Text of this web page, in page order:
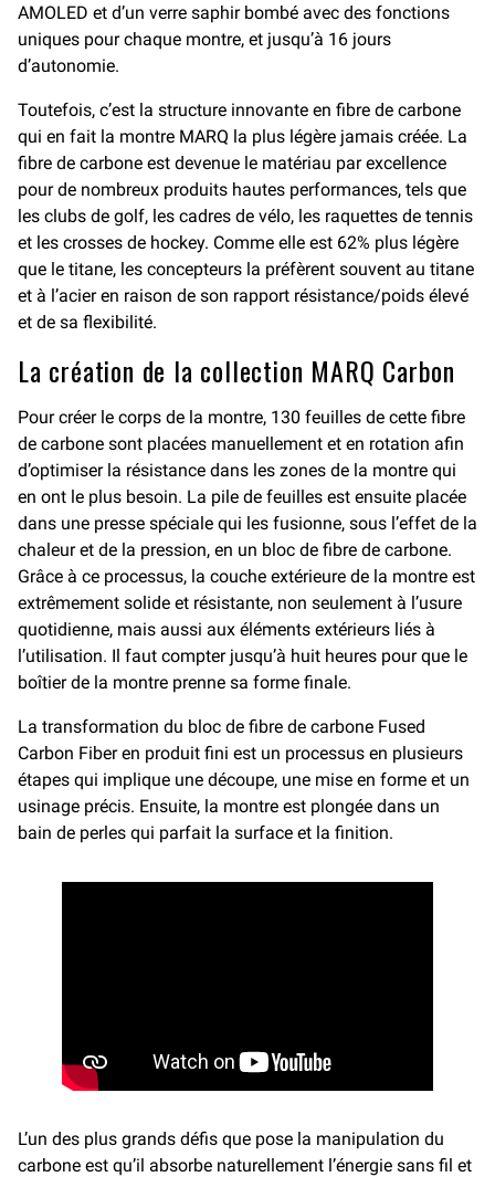
AMOLED et d’un verre saphir bombé avec des fonctions
uniques pour chaque montre, et jusqu’à 16 jours
d’autonomie.
Toutefois, c’est la structure innovante en fibre de carbone
qui en fait la montre MARQ la plus légère jamais créée. La
fibre de carbone est devenue le matériau par excellence
pour de nombreux produits hautes performances, tels que
les clubs de golf, les cadres de vélo, les raquettes de tennis
et les crosses de hockey. Comme elle est 62% plus légère
que le titane, les concepteurs la préfèrent souvent au titane
et à l’acier en raison de son rapport résistance/poids élevé
et de sa flexibilité.
La création de la collection MARQ Carbon
Pour créer le corps de la montre, 130 feuilles de cette fibre
de carbone sont placées manuellement et en rotation afin
d’optimiser la résistance dans les zones de la montre qui
en ont le plus besoin. La pile de feuilles est ensuite placée
dans une presse spéciale qui les fusionne, sous l’effet de la
chaleur et de la pression, en un bloc de fibre de carbone.
Grâce à ce processus, la couche extérieure de la montre est
extrêmement solide et résistante, non seulement à l’usure
quotidienne, mais aussi aux éléments extérieurs liés à
l’utilisation. Il faut compter jusqu’à huit heures pour que le
boîtier de la montre prenne sa forme finale.
La transformation du bloc de fibre de carbone Fused
Carbon Fiber en produit fini est un processus en plusieurs
étapes qui implique une découpe, une mise en forme et un
usinage précis. Ensuite, la montre est plongée dans un
bain de perles qui parfait la surface et la finition.
L’un des plus grands défis que pose la manipulation du
carbone est qu’il absorbe naturellement l’énergie sans fil et